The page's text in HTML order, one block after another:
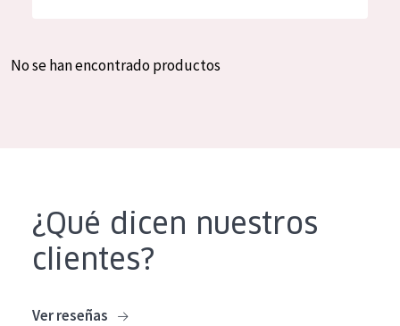
Crema de día
Crema de noche
Spanish
No se han encontrado productos
¿Qué dicen nuestros
clientes?
Ver reseñas